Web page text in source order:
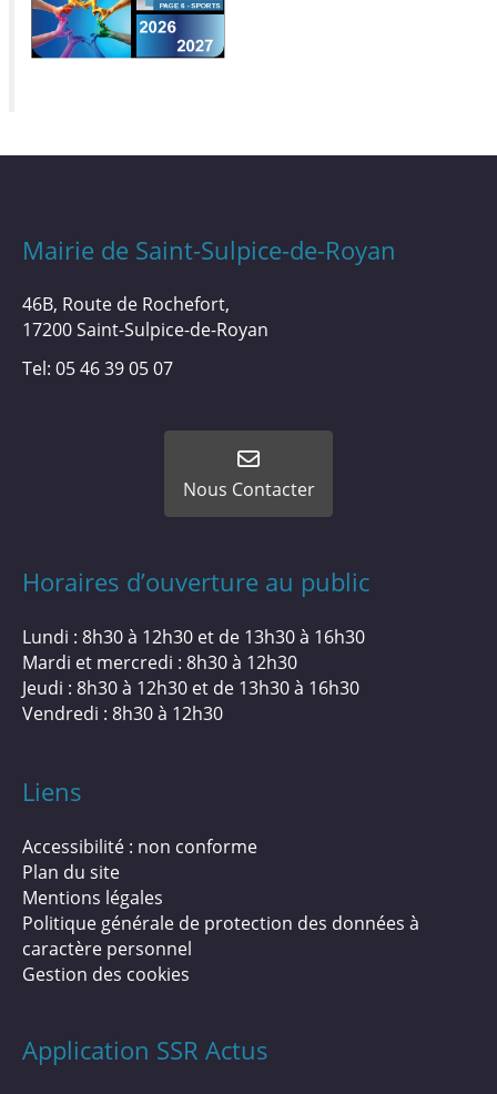
Mairie de Saint-Sulpice-de-Royan
46B, Route de Rochefort,
17200 Saint-Sulpice-de-Royan
Tel: 05 46 39 05 07
Nous Contacter
Horaires d’ouverture au public
Lundi : 8h30 à 12h30 et de 13h30 à 16h30
Mardi et mercredi : 8h30 à 12h30
Jeudi : 8h30 à 12h30 et de 13h30 à 16h30
Vendredi : 8h30 à 12h30
Liens
Accessibilité : non conforme
Plan du site
Mentions légales
Politique générale de protection des données à
caractère personnel
Gestion des cookies
Application SSR Actus